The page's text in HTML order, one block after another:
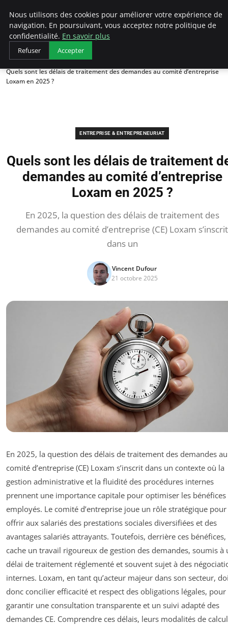
LECFCM
Accueil
Entreprise & Entrepreneuriat
Quels sont les délais de traitement des demandes au comité d’entreprise
Loxam en 2025 ?
ENTREPRISE & ENTREPRENEURIAT
Quels sont les délais de traitement
demandes au comité d’entreprise
Loxam en 2025 ?
En 2025, la question des délais de traitement des
demandes au comité d’entreprise (CE) Loxam s’inscrit
dans un
Vincent Dufour
21 octobre 2025
En 2025, la question des délais de traitement des demandes au
comité d’entreprise (CE) Loxam s’inscrit dans un contexte où la
gestion administrative et la fluidité des procédures internes
prennent une importance capitale pour optimiser les bénéfices
employés. Le comité d’entreprise joue un rôle stratégique pour
offrir aux salariés des prestations sociales diversifiées et des
avantages salariés attrayants. Toutefois, derrière ces bénéfices,
cache un travail rigoureux de gestion des demandes, soumis à
délai de traitement réglementé et souvent sujet à des
internes. Loxam, en tant qu’acteur majeur dans son secteur,
donc concilier efficacité et respect des obligations légales, pour
garantir une consultation transparente et un suivi adapté des
demandes CE. Comprendre ces délais, leurs modalités de
Nous utilisons des cookies pour améliorer votre expérience de
navigation. En poursuivant, vous acceptez notre politique de
confidentialité. En savoir plus
Refuser Accepter